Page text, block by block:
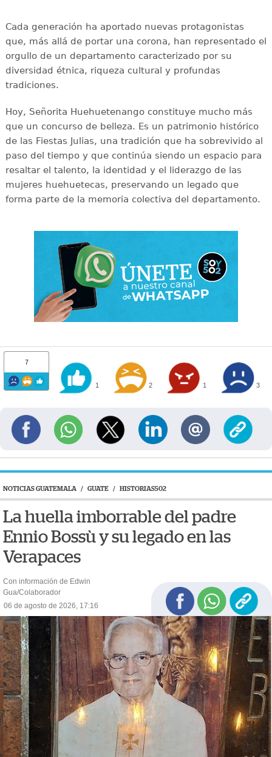
Cada generación ha aportado nuevas protagonistas
que, más allá de portar una corona, han representado el
orgullo de un departamento caracterizado por su
diversidad étnica, riqueza cultural y profundas
tradiciones.
Hoy, Señorita Huehuetenango constituye mucho más
que un concurso de belleza. Es un patrimonio histórico
de las Fiestas Julias, una tradición que ha sobrevivido al
paso del tiempo y que continúa siendo un espacio para
resaltar el talento, la identidad y el liderazgo de las
mujeres huehuetecas, preservando un legado que
forma parte de la memoria colectiva del departamento.
7
1 2 1 3
NOTICIAS GUATEMALA / GUATE / HISTORIAS502
La huella imborrable del padre
Ennio Bossù y su legado en las
Verapaces
Con información de Edwin
Gua/Colaborador
06 de agosto de 2026, 17:16